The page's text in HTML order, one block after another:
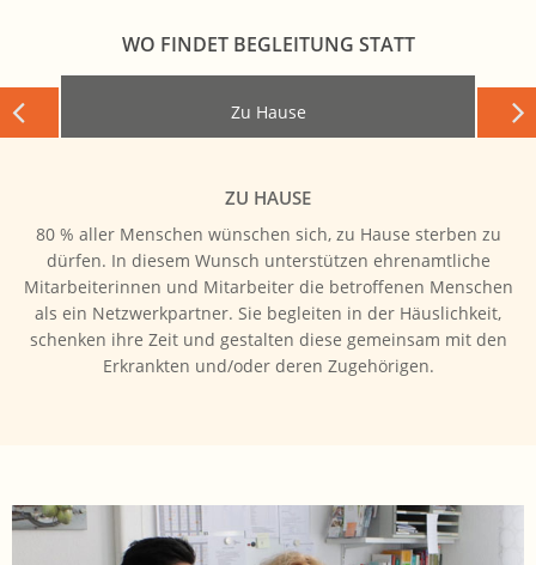
WO FINDET BEGLEITUNG STATT
Zu Hause
ZU HAUSE
80 % aller Menschen wünschen sich, zu Hause sterben zu
dürfen. In diesem Wunsch unterstützen ehrenamtliche
Mitarbeiterinnen und Mitarbeiter die betroffenen Menschen
als ein Netzwerkpartner. Sie begleiten in der Häuslichkeit,
schenken ihre Zeit und gestalten diese gemeinsam mit den
Erkrankten und/oder deren Zugehörigen.